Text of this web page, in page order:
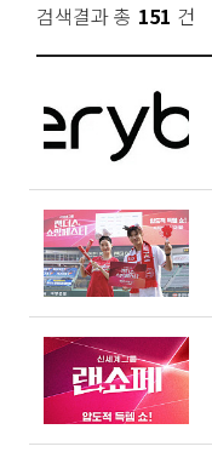
검색결과 총 151 건